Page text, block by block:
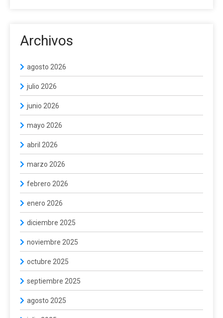
Archivos
agosto 2026
julio 2026
junio 2026
mayo 2026
abril 2026
marzo 2026
febrero 2026
enero 2026
diciembre 2025
noviembre 2025
octubre 2025
septiembre 2025
agosto 2025